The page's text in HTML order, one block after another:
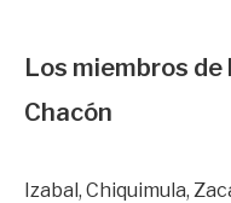
Los miembros
Chacón
Izabal, Chiquimula,